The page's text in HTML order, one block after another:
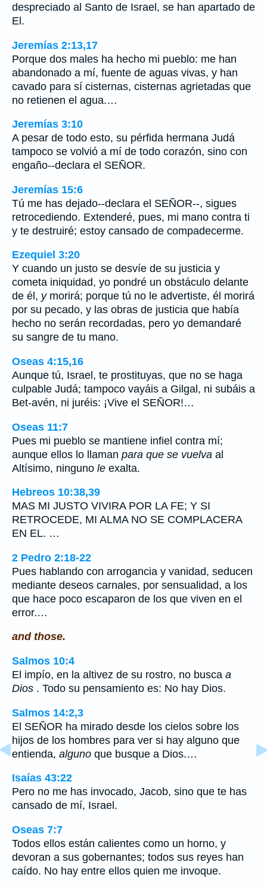
despreciado al Santo de Israel, se han apartado de
El.
Jeremías 2:13,17
Porque dos males ha hecho mi pueblo: me han
abandonado a mí, fuente de aguas vivas, y han
cavado para sí cisternas, cisternas agrietadas que
no retienen el agua.…
Jeremías 3:10
A pesar de todo esto, su pérfida hermana Judá
tampoco se volvió a mí de todo corazón, sino con
engaño--declara el SEÑOR.
Jeremías 15:6
Tú me has dejado--declara el SEÑOR--, sigues
retrocediendo. Extenderé, pues, mi mano contra ti
y te destruiré; estoy cansado de compadecerme.
Ezequiel 3:20
Y cuando un justo se desvíe de su justicia y
cometa iniquidad, yo pondré un obstáculo delante
de él, ymorirá; porque tú no le advertiste, él morirá
por su pecado, y las obras de justicia que había
hecho no serán recordadas, pero yo demandaré
su sangre de tu mano.
Oseas 4:15,16
Aunque tú, Israel, te prostituyas, que no se haga
culpable Judá; tampoco vayáis a Gilgal, ni subáis a
Bet-avén, ni juréis: ¡Vive el SEÑOR!…
Oseas 11:7
Pues mi pueblo se mantiene infiel contra mí;
aunque ellos lo llaman para que se vuelva al
Altísimo, ninguno le exalta.
Hebreos 10:38,39
MAS MI JUSTO VIVIRA POR LA FE; Y SI
RETROCEDE, MI ALMA NO SE COMPLACERA
EN EL. …
2 Pedro 2:18-22
Pues hablando con arrogancia y vanidad, seducen
mediante deseos carnales, por sensualidad, a los
que hace poco escaparon de los que viven en el
error.…
and those.
Salmos 10:4
El impío, en la altivez de su rostro, no busca a
Dios . Todo su pensamiento es: No hay Dios.
Salmos 14:2,3
El SEÑOR ha mirado desde los cielos sobre los
hijos de los hombres para ver si hay alguno que
entienda, alguno que busque a Dios.…
Isaías 43:22
Pero no me has invocado, Jacob, sino que te has
cansado de mí, Israel.
Oseas 7:7
Todos ellos están calientes como un horno, y
devoran a sus gobernantes; todos sus reyes han
caído. No hay entre ellos quien me invoque.